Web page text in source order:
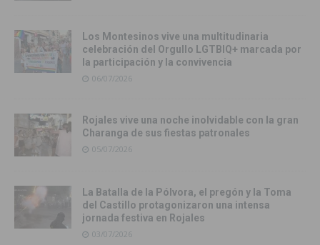
Los Montesinos vive una multitudinaria
celebración del Orgullo LGTBIQ+ marcada por
la participación y la convivencia
06/07/2026
Rojales vive una noche inolvidable con la gran
Charanga de sus fiestas patronales
05/07/2026
La Batalla de la Pólvora, el pregón y la Toma
del Castillo protagonizaron una intensa
jornada festiva en Rojales
03/07/2026